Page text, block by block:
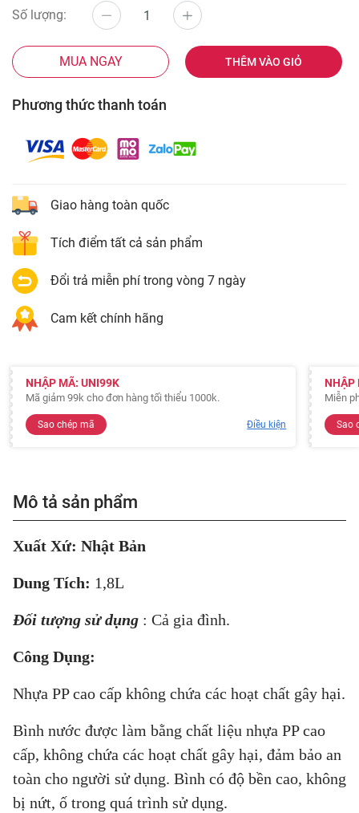
Số lượng:
MUA NGAY THÊM VÀO GIỎ
Phương thức thanh toán
Giao hàng toàn quốc
Tích điểm tất cả sản phẩm
Đổi trả miễn phí trong vòng 7 ngày
Cam kết chính hãng
NHẬP MÃ: UNI99K
Mã giảm 99k cho đơn hàng tối thiểu 1000k.
Sao chép mã Điều kiện
NHẬP
Miễn
Sao
Mô tả sản phẩm
Xuất Xứ: Nhật Bản
Dung Tích: 1,8L
Đối tượng sử dụng : Cả gia đình.
Công Dụng:
Nhựa PP cao cấp không chứa các hoạt chất gây hại.
Bình nước được làm bằng chất liệu nhựa PP cao
cấp, không chứa các hoạt chất gây hại, đảm bảo an
toàn cho người sử dụng. Bình có độ bền cao, không
bị nứt, ố trong quá trình sử dụng.